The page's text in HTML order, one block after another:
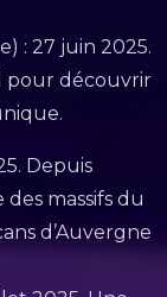
: 27 juin 2025.
pour découvrir
Depuis
massifs du
d’Auvergne